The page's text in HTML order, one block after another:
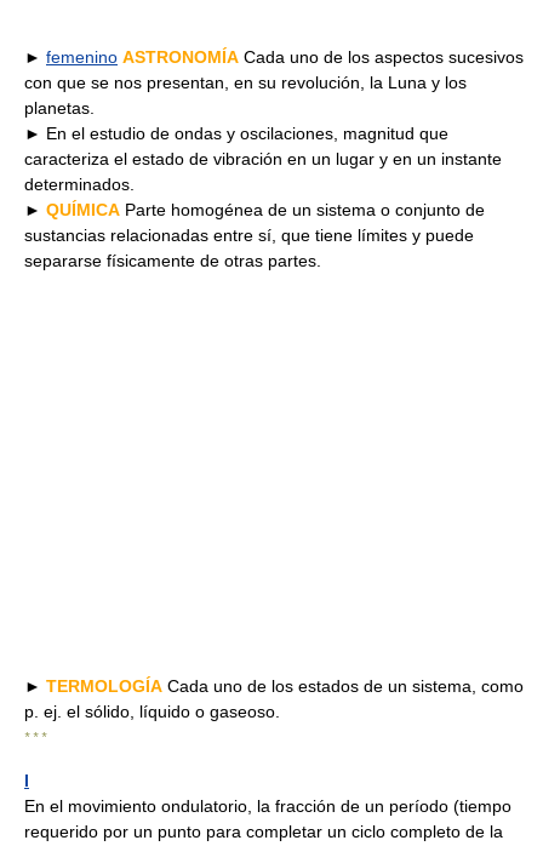
► femenino ASTRONOMÍA Cada uno de los aspectos sucesivos
con que se nos presentan, en su revolución, la Luna y los
planetas.
► En el estudio de ondas y oscilaciones, magnitud que
caracteriza el estado de vibración en un lugar y en un instante
determinados.
► QUÍMICA Parte homogénea de un sistema o conjunto de
sustancias relacionadas entre sí, que tiene límites y puede
separarse físicamente de otras partes.
► TERMOLOGÍA Cada uno de los estados de un sistema, como
p. ej. el sólido, líquido o gaseoso.
* * *
I
En el movimiento ondulatorio, la fracción de un período (tiempo
requerido por un punto para completar un ciclo completo de la